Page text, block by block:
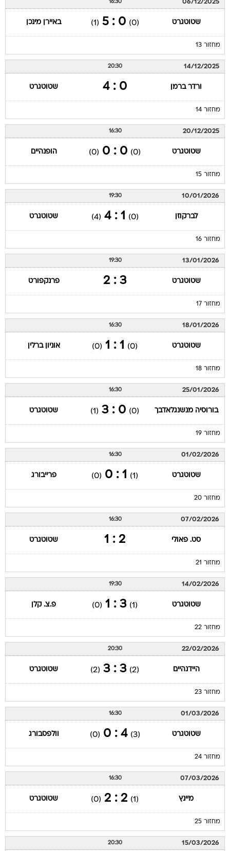
06/12/2025
16:30
שטוטגרט (0)
0 : 5
(1) באיירן מינכן
מחזור 13
14/12/2025
20:30
ורדר ברמן 0 : 4 שטוטגרט
מחזור 14
20/12/2025
16:30
שטוטגרט (0)
0 : 0
(0) הופנהיים
מחזור 15
10/01/2026
19:30
לברקוזן (0)
1 : 4
(4) שטוטגרט
מחזור 16
13/01/2026
19:30
שטוטגרט 3 : 2 פרנקפורט
מחזור 17
18/01/2026
16:30
שטוטגרט (0)
1 : 1
(0) אוניון ברלין
מחזור 18
25/01/2026
16:30
בורוסיה מנשנגלאדבך (0)
0 : 3
(1) שטוטגרט
מחזור 19
01/02/2026
16:30
שטוטגרט (1)
1 : 0
(0) פרייבורג
מחזור 20
07/02/2026
16:30
סט. פאולי 2 : 1 שטוטגרט
מחזור 21
14/02/2026
19:30
שטוטגרט (1)
3 : 1
(0) פ.צ. קלן
מחזור 22
22/02/2026
20:30
היידנהיים (2)
3 : 3
(2) שטוטגרט
מחזור 23
01/03/2026
16:30
שטוטגרט (3)
4 : 0
(0) וולפסבורג
מחזור 24
07/03/2026
16:30
מיינץ (1)
2 : 2
(0) שטוטגרט
מחזור 25
15/03/2026
20:30